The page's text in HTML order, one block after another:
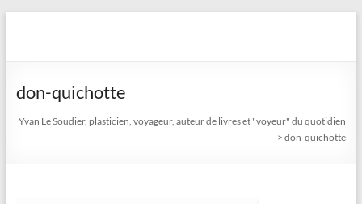
voyageur, auteur de livres
et "voyeur" du quotidien
don-quichotte
Yvan Le Soudier, plasticien, voyageur, auteur de livres et "voyeur" du quotidien
>don-quichotte